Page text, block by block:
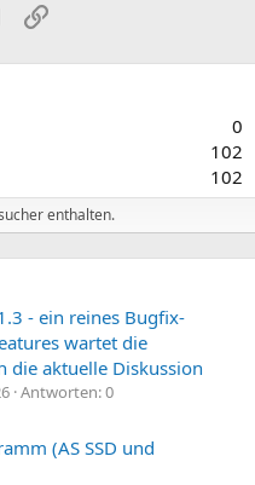
MailLink
0
102
102
enthalten.
- ein reines Bugfix-
wartet die
die aktuelle Diskussion
Antworten: 0
(AS SSD und